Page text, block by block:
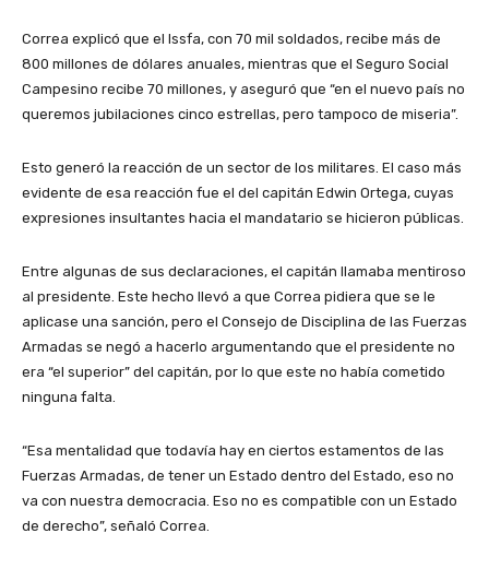
Correa explicó que el Issfa, con 70 mil soldados, recibe más de
800 millones de dólares anuales, mientras que el Seguro Social
Campesino recibe 70 millones, y aseguró que “en el nuevo país no
queremos jubilaciones cinco estrellas, pero tampoco de miseria”.
Esto generó la reacción de un sector de los militares. El caso más
evidente de esa reacción fue el del capitán Edwin Ortega, cuyas
expresiones insultantes hacia el mandatario se hicieron públicas.
Entre algunas de sus declaraciones, el capitán llamaba mentiroso
al presidente. Este hecho llevó a que Correa pidiera que se le
aplicase una sanción, pero el Consejo de Disciplina de las Fuerzas
Armadas se negó a hacerlo argumentando que el presidente no
era “el superior” del capitán, por lo que este no había cometido
ninguna falta.
“Esa mentalidad que todavía hay en ciertos estamentos de las
Fuerzas Armadas, de tener un Estado dentro del Estado, eso no
va con nuestra democracia. Eso no es compatible con un Estado
de derecho”, señaló Correa.